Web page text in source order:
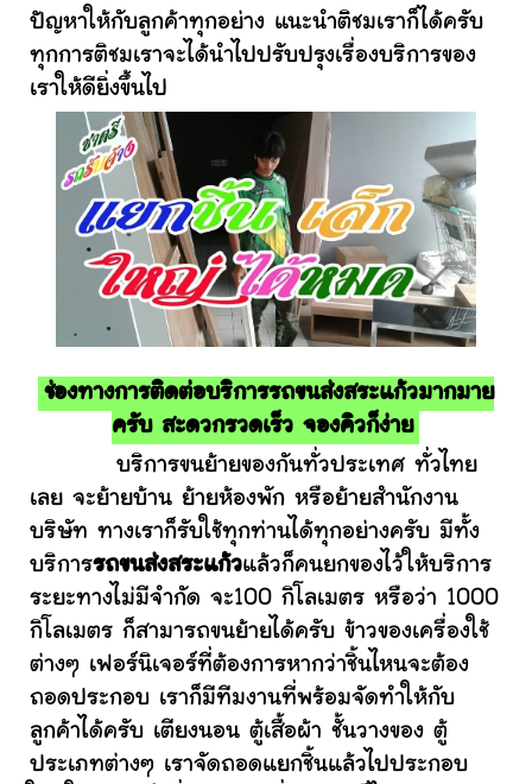
ปัญหาให้กับลูกค้าทุกอย่าง แนะนำติชมเราก็ได้ครับ
ทุกการติชมเราจะได้นำไปปรับปรุงเรื่องบริการของ
เราให้ดียิ่งขึ้นไป
ช่องทางการติดต่อบริการรถขนส่งสระแก้วมากมาย
ครับ สะดวกรวดเร็ว จองคิวก็ง่าย
บริการขนย้ายของกันทั่วประเทศ ทั่วไทย
เลย จะย้ายบ้าน ย้ายห้องพัก หรือย้ายสำนักงาน
บริษัท ทางเราก็รับใช้ทุกท่านได้ทุกอย่างครับ มีทั้ง
บริการรถขนส่งสระแก้วแล้วก็คนยกของไว้ให้บริการ
ระยะทางไม่มีจำกัด จะ100 กิโลเมตร หรือว่า 1000
กิโลเมตร ก็สามารถขนย้ายได้ครับ ข้าวของเครื่องใช้
ต่างๆ เฟอร์นิเจอร์ที่ต้องการหากว่าชิ้นไหนจะต้อง
ถอดประกอบ เราก็มีทีมงานที่พร้อมจัดทำให้กับ
ลูกค้าได้ครับ เตียงนอน ตู้เสื้อผ้า ชั้นวางของ ตู้
ประเภทต่างๆ เราจัดถอดแยกชิ้นแล้วไปประกอบ